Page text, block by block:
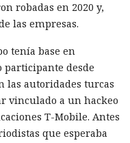
robadas en 2020 y,
las empresas.
tenía base en
participante desde
autoridades turcas
vinculado a un hackeo
T-Mobile. Antes
que esperaba